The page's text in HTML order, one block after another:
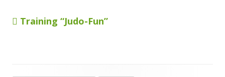
Beitragsnavigation
Vorheriger
Training “Judo-Fun”